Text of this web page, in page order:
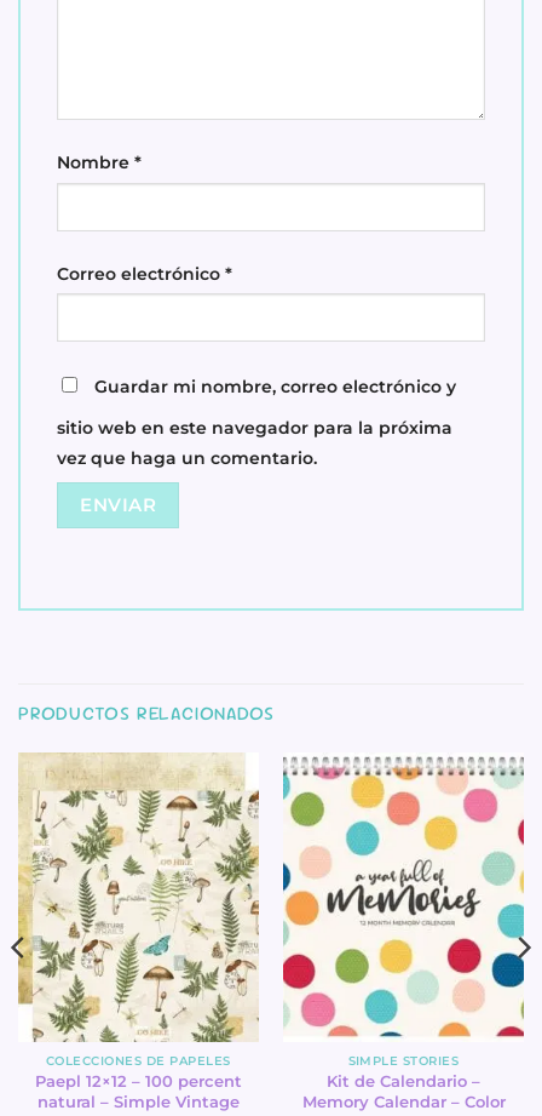
Nombre *
Correo electrónico *
Guardar mi nombre, correo electrónico y
sitio web en este navegador para la próxima
vez que haga un comentario.
PRODUCTOS RELACIONADOS
COLECCIONES DE PAPELES
Paepl 12×12 – 100 percent
natural – Simple Vintage
SIMPLE STORIES
Kit de Calendario –
Memory Calendar – Color